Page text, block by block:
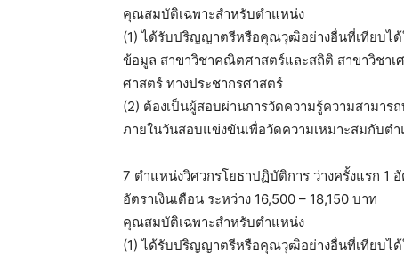
คุณสมบัติเฉพาะสำหรับตำแหน่ง
(1) ได้รับปริญญาตรีหรือคุณวุฒิอย่างอื่นที่เทียบได้
ข้อมูล สาขาวิชาคณิตศาสตร์และสถิติ สาขาวิชาเ
ศาสตร์ ทางประชากรศาสตร์
(2) ต้องเป็นผู้สอบผ่านการวัดความรู้ความสามา
ภายในวันสอบแข่งขันเพื่อวัดความเหมาะสมกับต
7 ตำแหน่งวิศวกรโยธาปฏิบัติการ ว่างครั้งแรก 1 อั
อัตราเงินเดือน ระหว่าง 16,500 – 18,150 บาท
คุณสมบัติเฉพาะสำหรับตำแหน่ง
(1) ได้รับปริญญาตรีหรือคุณวุฒิอย่างอื่นที่เทียบได้